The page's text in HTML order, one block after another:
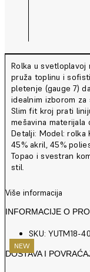
Rolka u
pruža toplinu i
pletenje (gauge 7)
idealnim izborom
Slim fit kroj prati
mešavina
Detalji: Model: rolka
45% akril, 45%
Topao i svestran
stil.
Više informacija
INFORMACIJE O
SKU: YUTM18-
DOSTAVA I
NEW
NEW